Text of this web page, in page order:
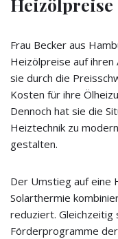
Frau Becker aus
Heizölpreise auf ihren
sie durch die
Kosten für ihre
Dennoch hat sie die
Heiztechnik zu
gestalten.
Der Umstieg auf eine
Solarthermie
reduziert. Gleichzeitig
Förderprogramme